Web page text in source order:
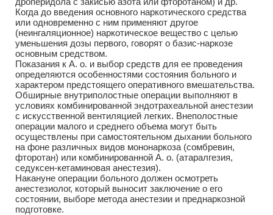
Когда до введения основного наркотического средства
или одновременно с ним применяют другое
(неингаляционное) наркотическое вещество с целью
уменьшения дозы первого, говорят о базис-наркозе
основным средством.
Показания к А. о. и выбор средств для ее проведения
определяются особенностями состояния больного и
характером предстоящего оперативного вмешательства.
Обширные внутриполостные операции выполняют в
условиях комбинированной эндотрахеальной анестезии
с искусственной вентиляцией легких. Внеполостные
операции малого и среднего объема могут быть
осуществлены при самостоятельном дыхании больного
на фоне различных видов мононаркоза (сомбревин,
фторотан) или комбинированной А. о. (атаралгезия,
седуксен-кетаминовая анестезия).
Накануне операции больного должен осмотреть
анестезиолог, который выносит заключение о его
состоянии, выборе метода анестезии и преднаркозной
подготовке.